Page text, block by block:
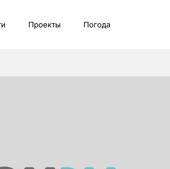
Проекты Погода